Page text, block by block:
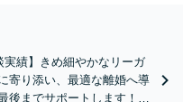
実績】きめ細やかなリーガ
寄り添い、最適な離婚へ導
後までサポートします！財